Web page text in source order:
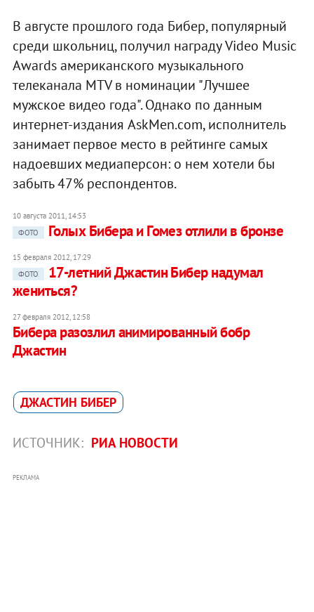
В августе прошлого года Бибер, популярный
среди школьниц, получил награду Video Music
Awards американского музыкального
телеканала MTV в номинации "Лучшее
мужское видео года". Однако по данным
интернет-издания AskMen.com, исполнитель
занимает первое место в рейтинге самых
надоевших медиаперсон: о нем хотели бы
забыть 47% респондентов.
10 августа 2011, 14:53
ФОТО
Голых Бибера и Гомез отлили в бронзе
15 февраля 2012, 17:29
ФОТО
17-летний Джастин Бибер надумал
жениться?
27 февраля 2012, 12:58
Бибера разозлил анимированный бобр
Джастин
ДЖАСТИН БИБЕР
ИСТОЧНИК: РИА НОВОСТИ
РЕКЛАМА